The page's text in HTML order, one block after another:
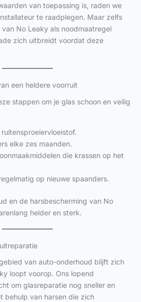
van toepassing is, raden we
te raadplegen. Maar zelfs
No Leaky als noodmaatregel
zich uitbreidt voordat deze
een heldere voorruit
stappen om je glas schoon en veilig
elke zes maanden.
die krassen op het
op nieuwe spaanders.
en de harsbescherming van No
helder en sterk.
van auto-onderhoud blijft zich
loopt voorop. Ons lopend
om glasreparatie nog sneller en
behulp van harsen die zich